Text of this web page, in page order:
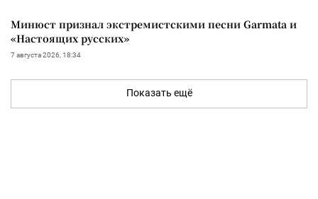
Минюст признал экстремистскими песни Garmata и
«Настоящих русских»
7 августа 2026, 18:34
Показать ещё